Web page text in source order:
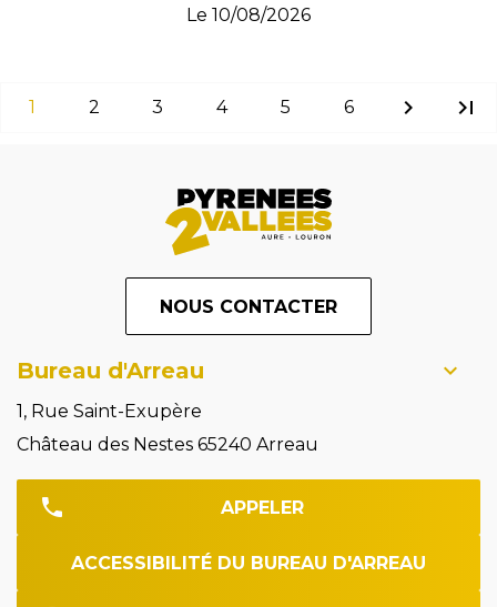
Le 10/08/2026
1 2 3 4 5 6 chevron_right last_page
NOUS CONTACTER
Bureau d'Arreau
1, Rue Saint-Exupère
Château des Nestes 65240 Arreau
APPELER
ACCESSIBILITÉ DU BUREAU D'ARREAU